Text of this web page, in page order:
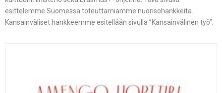
esittelemme Suomessa toteuttamiamme nuorisohankkeita.
Kansainväliset hankkeemme esitellään sivulla ”Kansainvälinen työ”.